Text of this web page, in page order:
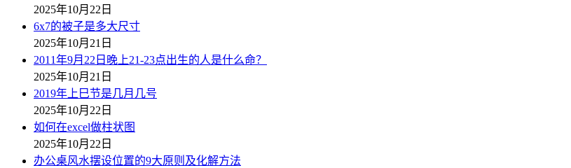
2025年10月22日
6x7的被子是多大尺寸
2025年10月21日
2011年9月22日晚上21-23点出生的人是什么命？
2025年10月21日
2019年上巳节是几月几号
2025年10月22日
如何在excel做柱状图
2025年10月22日
办公桌风水摆设位置的9大原则及化解方法